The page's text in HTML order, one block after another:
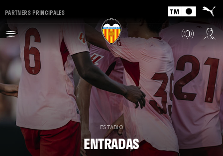
PARTNERS PRINCIPALES
ESTADIO
ENTRADAS